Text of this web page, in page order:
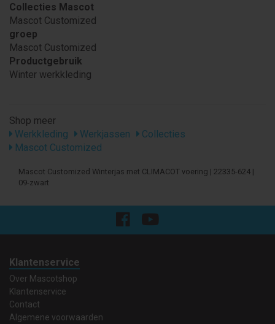
Collecties Mascot
Mascot Customized
groep
Mascot Customized
Productgebruik
Winter werkkleding
Shop meer
Werkkleding
Werkjassen
Collecties
Mascot Customized
Mascot Customized Winterjas met CLIMACOT voering | 22335-624 |
09-zwart
Klantenservice
Over Mascotshop
Klantenservice
Contact
Algemene voorwaarden